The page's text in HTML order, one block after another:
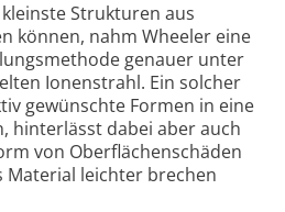
Strukturen aus
können, nahm Wheeler eine
genauer unter
Ionen­strahl. Ein solcher
gewünschte Formen in eine
hinterlässt dabei aber auch
von Oberflächen­schäden
Material leichter brechen